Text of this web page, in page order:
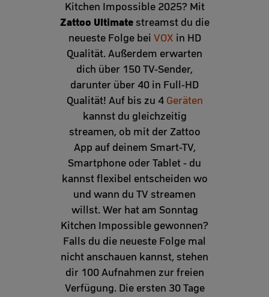
Kitchen Impossible 2025? Mit
Zattoo Ultimatestreamst du die
neueste Folge bei VOX in HD
Qualität. Außerdem erwarten
dich über 150 TV-Sender,
darunter über 40 in Full-HD
Qualität! Auf bis zu 4 Geräten
kannst du gleichzeitig
streamen, ob mit der Zattoo
App auf deinem Smart-TV,
Smartphone oder Tablet - du
kannst flexibel entscheiden wo
und wann du TV streamen
willst. Wer hat am Sonntag
Kitchen Impossible gewonnen?
Falls du die neueste Folge mal
nicht anschauen kannst, stehen
dir 100 Aufnahmen zur freien
Verfügung. Die ersten 30 Tage